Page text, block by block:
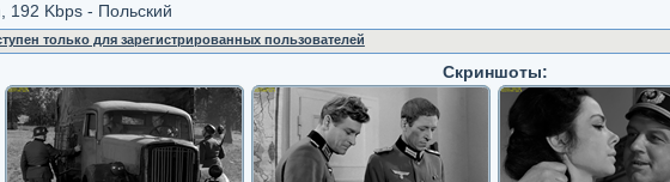
192 Kbps - Польский
только для зарегистрированных пользователей
Скриншоты: